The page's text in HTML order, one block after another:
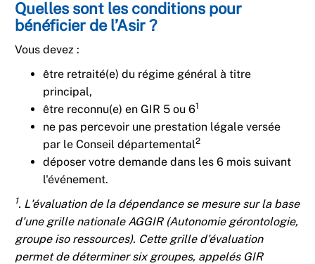
Quelles sont les conditions pour
bénéficier de l’Asir ?
Vous devez :
être retraité(e) du régime général à titre
principal,
être reconnu(e) en GIR 5 ou 61
ne pas percevoir une prestation légale versée
par le Conseil départemental2
déposer votre demande dans les 6 mois suivant
l'événement.
1. L'évaluation de la dépendance se mesure sur la base
d'une grille nationale AGGIR (Autonomie gérontologie,
groupe iso ressources). Cette grille d'évaluation
permet de déterminer six groupes, appelés GIR